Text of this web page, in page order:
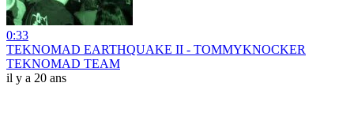
0:33
TEKNOMAD EARTHQUAKE II - TOMMYKNOCKER
TEKNOMAD TEAM
il y a 20 ans